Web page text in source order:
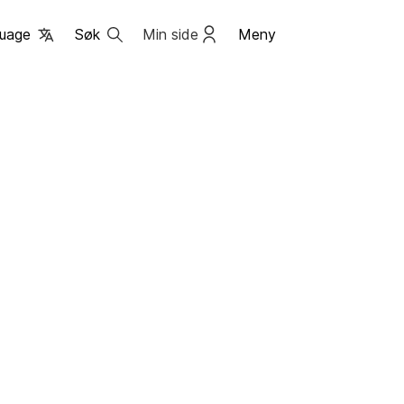
Søk Min side Meny